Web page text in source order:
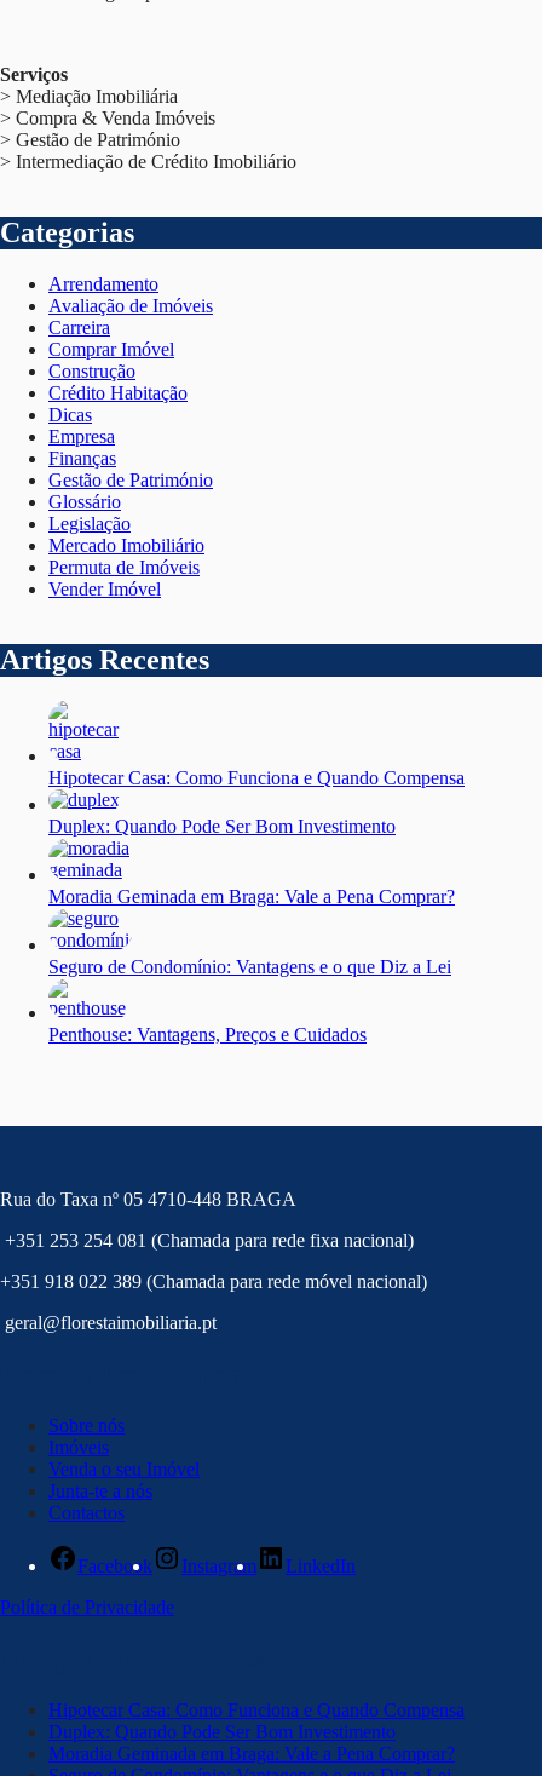
Serviços
> Mediação Imobiliária
> Compra & Venda Imóveis
> Gestão de Património
> Intermediação de Crédito Imobiliário
Categorias
Arrendamento
Avaliação de Imóveis
Carreira
Comprar Imóvel
Construção
Crédito Habitação
Dicas
Empresa
Finanças
Gestão de Património
Glossário
Legislação
Mercado Imobiliário
Permuta de Imóveis
Vender Imóvel
Artigos Recentes
Hipotecar Casa: Como Funciona e Quando Compensa
Duplex: Quando Pode Ser Bom Investimento
Moradia Geminada em Braga: Vale a Pena Comprar?
Seguro de Condomínio: Vantagens e o que Diz a Lei
Penthouse: Vantagens, Preços e Cuidados
Rua do Taxa nº 05 4710-448 BRAGA
+351 253 254 081 (Chamada para rede fixa nacional)
+351 918 022 389 (Chamada para rede móvel nacional)
geral@florestaimobiliaria.pt
Sobre nós
Imóveis
Venda o seu Imóvel
Junta-te a nós
Contactos
Facebook Instagram
LinkedIn
Política de Privacidade
Hipotecar Casa: Como Funciona e Quando Compensa
Duplex: Quando Pode Ser Bom Investimento
Moradia Geminada em Braga: Vale a Pena Comprar?